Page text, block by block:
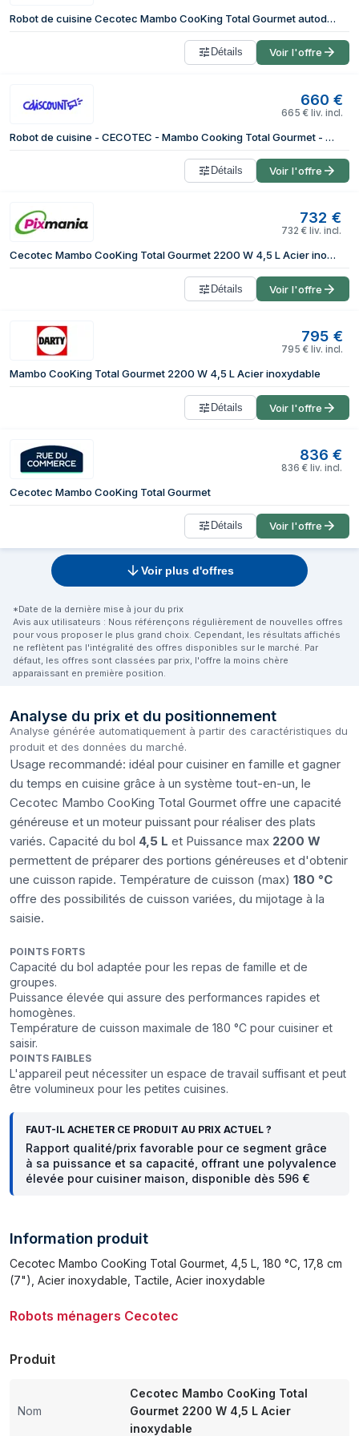
Robot de cuisine Cecotec Mambo CooKing Total Gourmet autodistributeur 4,5L écran tactile
Détails Voir l'offre
660 €
665 € liv. incl.
Robot de cuisine - CECOTEC - Mambo Cooking Total Gourmet - 700 W - 45 L - 45 fonctions - 1000 recettes - Noir
Détails Voir l'offre
732 €
732 € liv. incl.
Cecotec Mambo CooKing Total Gourmet 2200 W 4,5 L Acier inoxydable
Détails Voir l'offre
795 €
795 € liv. incl.
Mambo CooKing Total Gourmet 2200 W 4,5 L Acier inoxydable
Détails Voir l'offre
836 €
836 € liv. incl.
Cecotec Mambo CooKing Total Gourmet
Détails Voir l'offre
Voir plus d'offres
*Date de la dernière mise à jour du prix
Avis aux utilisateurs : Nous référençons régulièrement de nouvelles offres
pour vous proposer le plus grand choix. Cependant, les résultats affichés
ne reflètent pas l'intégralité des offres disponibles sur le marché. Par
défaut, les offres sont classées par prix, l'offre la moins chère
apparaissant en première position.
Analyse du prix et du positionnement
Analyse générée automatiquement à partir des caractéristiques du
produit et des données du marché.
Usage recommandé: idéal pour cuisiner en famille et gagner
du temps en cuisine grâce à un système tout-en-un, le
Cecotec Mambo CooKing Total Gourmet offre une capacité
généreuse et un moteur puissant pour réaliser des plats
variés. Capacité du bol 4,5 L et Puissance max 2200 W
permettent de préparer des portions généreuses et d'obtenir
une cuisson rapide. Température de cuisson (max) 180 °C
offre des possibilités de cuisson variées, du mijotage à la
saisie.
POINTS FORTS
Capacité du bol adaptée pour les repas de famille et de
groupes.
Puissance élevée qui assure des performances rapides et
homogènes.
Température de cuisson maximale de 180 °C pour cuisiner et
saisir.
POINTS FAIBLES
L'appareil peut nécessiter un espace de travail suffisant et peut
être volumineux pour les petites cuisines.
FAUT-IL ACHETER CE PRODUIT AU PRIX ACTUEL ?
Rapport qualité/prix favorable pour ce segment grâce
à sa puissance et sa capacité, offrant une polyvalence
élevée pour cuisiner maison, disponible dès 596 €
Information produit
Cecotec Mambo CooKing Total Gourmet, 4,5 L, 180 °C, 17,8 cm
(7"), Acier inoxydable, Tactile, Acier inoxydable
Robots ménagers Cecotec
Produit
Nom
Cecotec Mambo CooKing Total
Gourmet 2200 W 4,5 L Acier
inoxydable